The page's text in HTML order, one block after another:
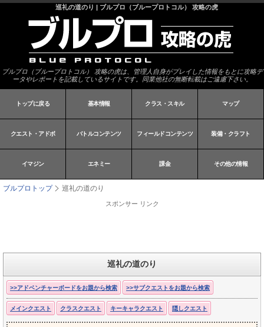
巡礼の道のり | ブルプロ（ブループロトコル） 攻略の虎
ブルプロ（ブループロトコル） 攻略の虎は、管理人自身がプレイした情報をもとに攻略デ
ータやレポートを記載しているサイトです。同業他社の無断転載はご遠慮下さい。
トップに戻る 基本情報 クラス・スキル マップ
クエスト・アドボ バトルコンテンツ フィールドコンテンツ 装備・クラフト
イマジン エネミー 課金 その他の情報
ブルプロトップ 巡礼の道のり
スポンサー リンク
巡礼の道のり
>>アドベンチャーボードをお題から検索 >>サブクエストをお題から検索
メインクエスト クラスクエスト キーキャラクエスト 隠しクエスト